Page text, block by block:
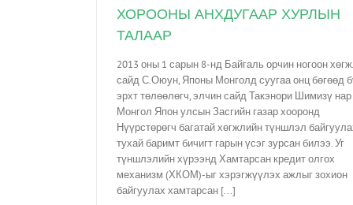
ХОРООНЫ АНХДУГААР ХУРЛЫН
ТАЛААР
2013 оны 1 сарын 8-нд Байгаль орчин ногоон
сайд С.Оюун, Японы Монголд суугаа онц бөгөөд
эрхт төлөөлөгч, элчин сайд Такэнори Шимизү нар
Монгол Япон улсын Засгийн газар хооронд
Нүүрстөрөгч багатай хөгжлийн түншлэл
тухай баримт бичигт гарын үсэг зурсан билээ. Уг
түншлэлийн хүрээнд Хамтарсан кредит олгох
механизм (ХКОМ)-ыг хэрэгжүүлэх ажлыг зохион
байгуулах хамтарсан [...]